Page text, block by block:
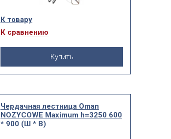
К товару
К сравнению
Купить
Чердачная лестница Oman
NOZYCOWE Maximum h=3250 600
* 900 (Ш * В)